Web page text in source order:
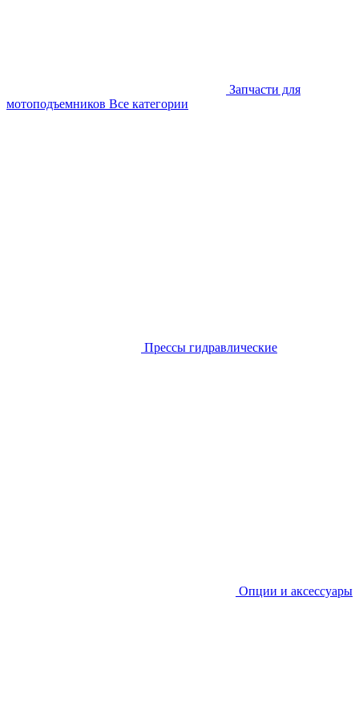
Запчасти для
мотоподъемников Все категории
Прессы гидравлические
Опции и аксессуары